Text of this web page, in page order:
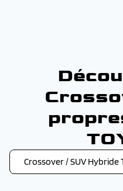
Crossover / SUV Hybride